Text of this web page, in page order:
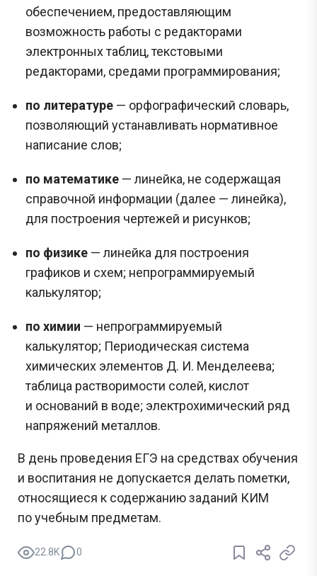
обеспечением, предоставляющим
возможность работы с редакторами
электронных таблиц, текстовыми
редакторами, средами программирования;
по литературе — орфографический словарь,
позволяющий устанавливать нормативное
написание слов;
по математике — линейка, не содержащая
справочной информации (далее — линейка),
для построения чертежей и рисунков;
по физике — линейка для построения
графиков и схем; непрограммируемый
калькулятор;
по химии — непрограммируемый
калькулятор; Периодическая система
химических элементов Д. И. Менделеева;
таблица растворимости солей, кислот
и оснований в воде; электрохимический ряд
напряжений металлов.
В день проведения ЕГЭ на средствах обучения
и воспитания не допускается делать пометки,
относящиеся к содержанию заданий КИМ
по учебным предметам.
22.8K 0